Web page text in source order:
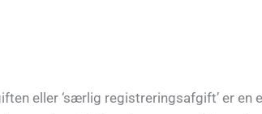
eller ‘særlig registreringsafgift’ er